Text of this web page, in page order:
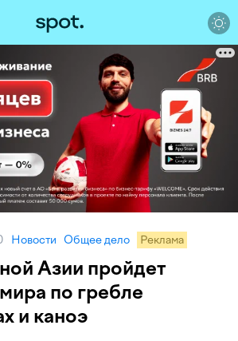
Новости Общее дело Реклама
Азии пройдет
по гребле
и каноэ